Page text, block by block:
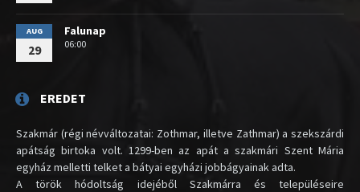
AUG
29
Falunap
06:00
EREDET
Szakmár (régi névváltozatai: Zothmar, illetve Zathmar) a szekszárdi
apátság birtoka volt. 1299-ben az apát a szakmári Szent Mária
egyház melletti telket a bátyai egyházi jobbágyainak adta.
A török hódoltság idejéből Szakmárra és településeire